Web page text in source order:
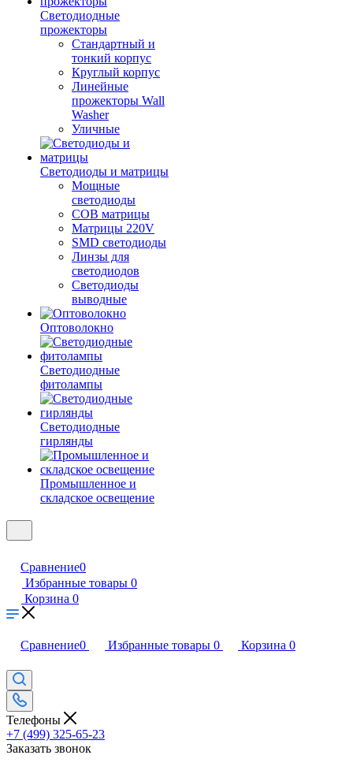
Светодиодные
прожекторы
Стандартный и
тонкий корпус
Круглый корпус
Линейные
прожекторы Wall
Washer
Уличные
Светодиоды и матрицы
Мощные
светодиоды
COB матрицы
Матрицы 220V
SMD светодиоды
Линзы для
светодиодов
Светодиоды
выводные
Оптоволокно
Светодиодные
фитолампы
Светодиодные
гирлянды
Промышленное и
складское освещение
Сравнение0
Избранные товары 0
Корзина 0
Сравнение0 Избранные товары 0 Корзина 0
Телефоны
+7 (499) 325-65-23
Заказать звонок